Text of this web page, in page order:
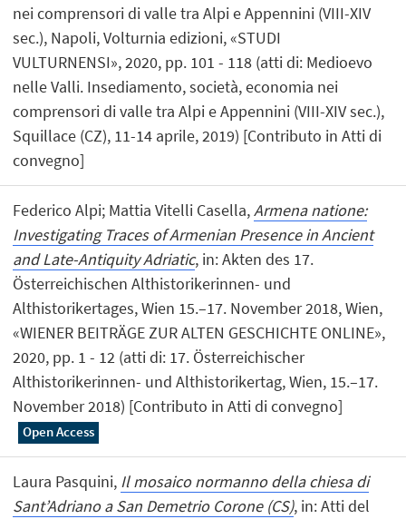
nei comprensori di valle tra Alpi e Appennini (VIII-XIV
sec.), Napoli, Volturnia edizioni, «STUDI
VULTURNENSI», 2020, pp. 101 - 118 (atti di: Medioevo
nelle Valli. Insediamento, società, economia nei
comprensori di valle tra Alpi e Appennini (VIII-XIV sec.),
Squillace (CZ), 11-14 aprile, 2019) [Contributo in Atti di
convegno]
Federico Alpi; Mattia Vitelli Casella,Armena natione:
Investigating Traces of Armenian Presence in Ancient
and Late-Antiquity Adriatic, in: Akten des 17.
Österreichischen Althistorikerinnen- und
Althistorikertages, Wien 15.–17. November 2018, Wien,
«WIENER BEITRÄGE ZUR ALTEN GESCHICHTE ONLINE»,
2020, pp. 1 - 12 (atti di: 17. Österreichischer
Althistorikerinnen- und Althistorikertag, Wien, 15.–17.
November 2018) [Contributo in Atti di convegno]
Open Access
Laura Pasquini, Il mosaico normanno della chiesa di
Sant’Adriano a San Demetrio Corone (CS), in: Atti del